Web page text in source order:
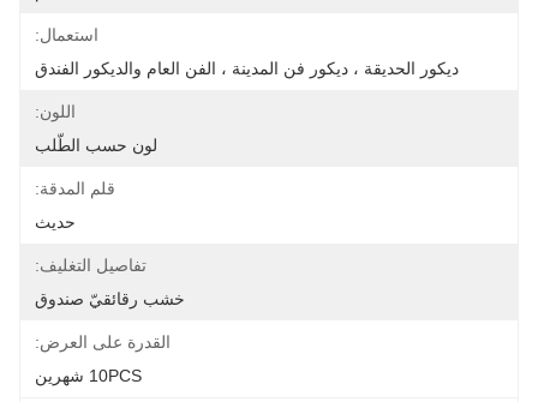
استعمال:
ديكور الحديقة ، ديكور فن المدينة ، الفن العام والديكور الفندق
اللون:
لون حسب الطّلب
قلم المدقة:
حديث
تفاصيل التغليف:
خشب رقائقيّ صندوق
القدرة على العرض:
10PCS شهرين